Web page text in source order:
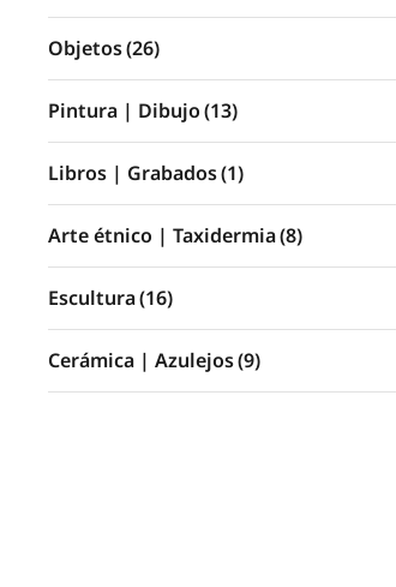
Objetos(26)
Pintura | Dibujo(13)
Libros | Grabados(1)
Arte étnico | Taxidermia(8)
Escultura(16)
Cerámica | Azulejos(9)